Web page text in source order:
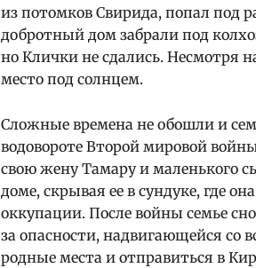
из потомков Свирида, попал под
добротный дом забрали под
но Клички не сдались. Несмотря
место под солнцем.
Сложные времена не обошли и
водовороте Второй мировой
свою жену Тамару и маленького
доме, скрывая ее в сундуке, где
оккупации. После войны семье
за опасности, надвигающейся со
родные места и отправиться в